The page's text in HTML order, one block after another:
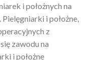
i położnych na
i położne,
z
zawodu na
i położne